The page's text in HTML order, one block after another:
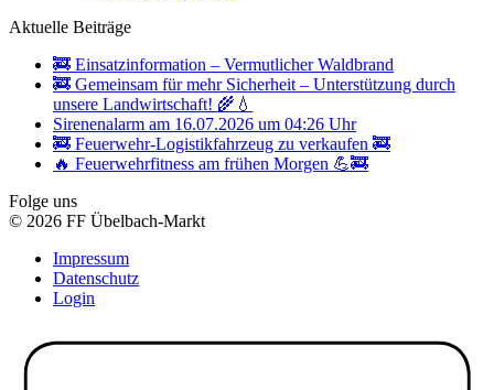
Aktuelle Beiträge
🚒 Einsatzinformation – Vermutlicher Waldbrand
🚒 Gemeinsam für mehr Sicherheit – Unterstützung durch
unsere Landwirtschaft! 🌾💧
Sirenenalarm am 16.07.2026 um 04:26 Uhr
🚒 Feuerwehr-Logistikfahrzeug zu verkaufen 🚒
🔥 Feuerwehrfitness am frühen Morgen 💪🚒
Folge uns
© 2026 FF Übelbach-Markt
Impressum
Datenschutz
Login